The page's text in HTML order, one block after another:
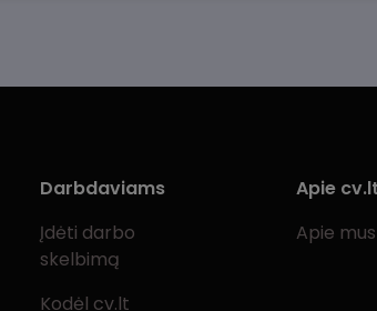
Darbdaviams
Įdėti darbo
skelbimą
Kodėl cv.lt
Apie cv.lt
Apie mus